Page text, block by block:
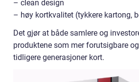
– clean design
– høy kortkvalitet (tykkere kartong,
Det gjør at både samlere og
produktene som mer forutsigbare
tidligere generasjoner kort.